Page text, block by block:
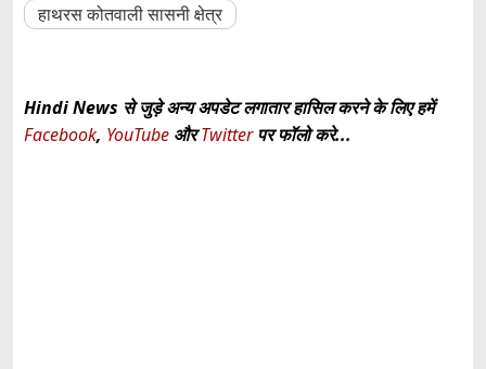
हाथरस कोतवाली सासनी क्षेत्र
Hindi News से जुड़े अन्य अपडेट लगातार हासिल करने के लिए हमें
Facebook, YouTube औरTwitterपर फॉलो करे...